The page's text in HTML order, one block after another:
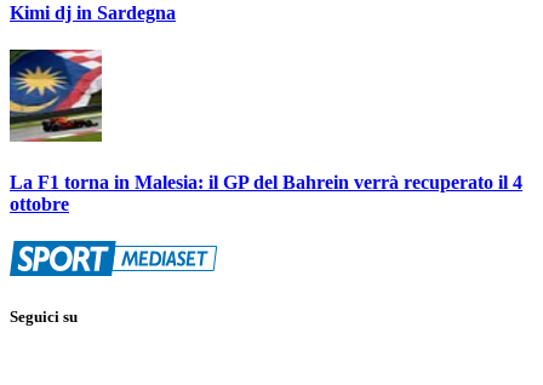
Kimi dj in Sardegna
La F1 torna in Malesia: il GP del Bahrein verrà recuperato il 4
ottobre
Seguici su